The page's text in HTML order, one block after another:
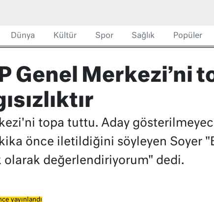
Dünya Kültür Spor Sağlık Popüler
Genel Merkezi’ni
topa tuttu. Aday
önce iletildiğini söyleyen Soyer
değerlendiriyorum" dedi.
yayınlandı